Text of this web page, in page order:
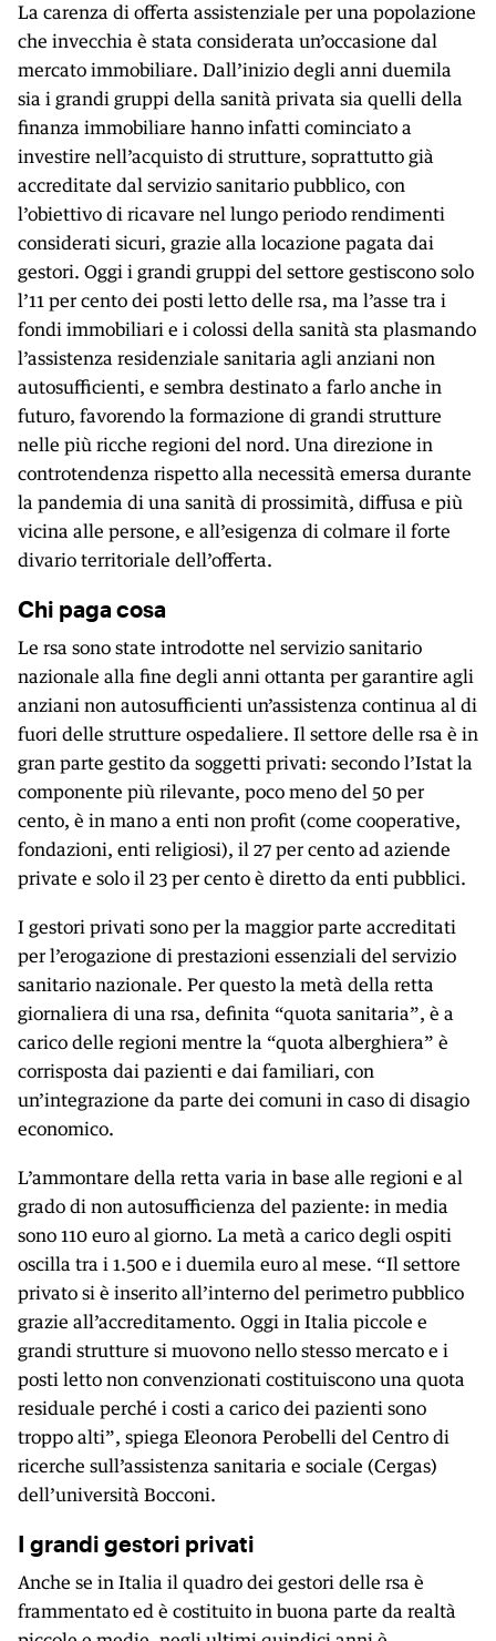
La carenza di offerta assistenziale per una popolazione
che invecchia è stata considerata un’occasione dal
mercato immobiliare. Dall’inizio degli anni duemila
sia i grandi gruppi della sanità privata sia quelli della
finanza immobiliare hanno infatti cominciato a
investire nell’acquisto di strutture, soprattutto già
accreditate dal servizio sanitario pubblico, con
l’obiettivo di ricavare nel lungo periodo rendimenti
considerati sicuri, grazie alla locazione pagata dai
gestori. Oggi i grandi gruppi del settore gestiscono solo
l’11 per cento dei posti letto delle rsa, ma l’asse tra i
fondi immobiliari e i colossi della sanità sta plasmando
l’assistenza residenziale sanitaria agli anziani non
autosufficienti, e sembra destinato a farlo anche in
futuro, favorendo la formazione di grandi strutture
nelle più ricche regioni del nord. Una direzione in
controtendenza rispetto alla necessità emersa durante
la pandemia di una sanità di prossimità, diffusa e più
vicina alle persone, e all’esigenza di colmare il forte
divario territoriale dell’offerta.
Chi paga cosa
Le rsa sono state introdotte nel servizio sanitario
nazionale alla fine degli anni ottanta per garantire agli
anziani non autosufficienti un’assistenza continua al di
fuori delle strutture ospedaliere. Il settore delle rsa è in
gran parte gestito da soggetti privati: secondo l’Istat la
componente più rilevante, poco meno del 50 per
cento, è in mano a enti non profit (come cooperative,
fondazioni, enti religiosi), il 27 per cento ad aziende
private e solo il 23 per cento è diretto da enti pubblici.
I gestori privati sono per la maggior parte accreditati
per l’erogazione di prestazioni essenziali del servizio
sanitario nazionale. Per questo la metà della retta
giornaliera di una rsa, definita “quota sanitaria”, è a
carico delle regioni mentre la “quota alberghiera” è
corrisposta dai pazienti e dai familiari, con
un’integrazione da parte dei comuni in caso di disagio
economico.
L’ammontare della retta varia in base alle regioni e al
grado di non autosufficienza del paziente: in media
sono 110 euro al giorno. La metà a carico degli ospiti
oscilla tra i 1.500 e i duemila euro al mese. “Il settore
privato si è inserito all’interno del perimetro pubblico
grazie all’accreditamento. Oggi in Italia piccole e
grandi strutture si muovono nello stesso mercato e i
posti letto non convenzionati costituiscono una quota
residuale perché i costi a carico dei pazienti sono
troppo alti”, spiega Eleonora Perobelli del Centro di
ricerche sull’assistenza sanitaria e sociale (Cergas)
dell’università Bocconi.
I grandi gestori privati
Anche se in Italia il quadro dei gestori delle rsa è
frammentato ed è costituito in buona parte da realtà